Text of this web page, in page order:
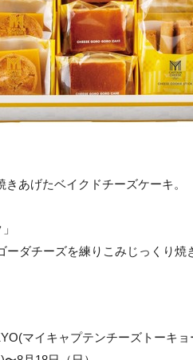
あげたベイクドチーズケーキ。
ダチーズを練りこみじっくり焼
マイキャプテンチーズトーキョ